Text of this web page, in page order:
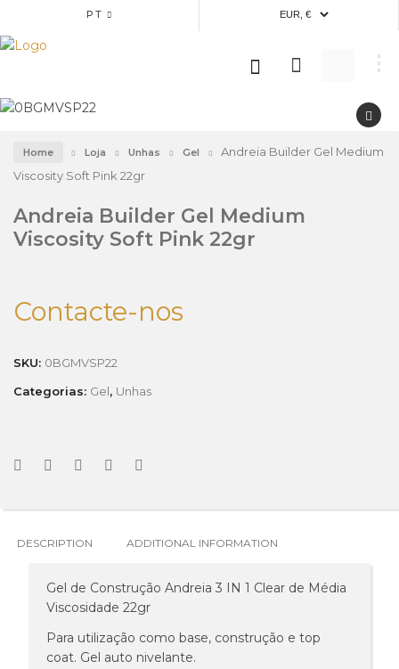
PT
Home Loja Unhas Gel
Andreia Builder Gel Medium
Viscosity Soft Pink 22gr
Andreia Builder Gel Medium
Viscosity Soft Pink 22gr
Contacte-nos
SKU: 0BGMVSP22
Categorias: Gel, Unhas
DESCRIPTION ADDITIONAL INFORMATION
Gel de Construção Andreia 3 IN 1 Clear de Média
Viscosidade 22gr
Para utilização como base, construção e top
coat. Gel auto nivelante.